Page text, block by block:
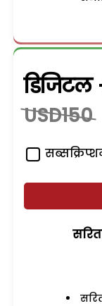
डिजिटल
USD150